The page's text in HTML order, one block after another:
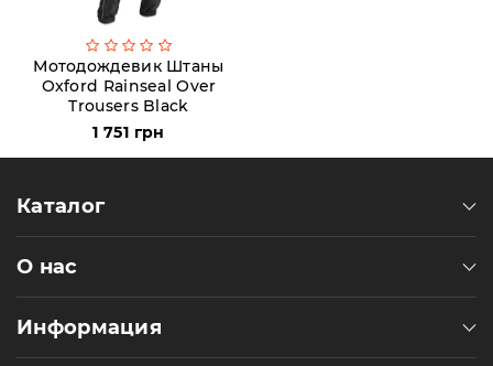
Мотодождевик Штаны
Oxford Rainseal Over
Trousers Black
1 751 грн
Каталог
О нас
Информация